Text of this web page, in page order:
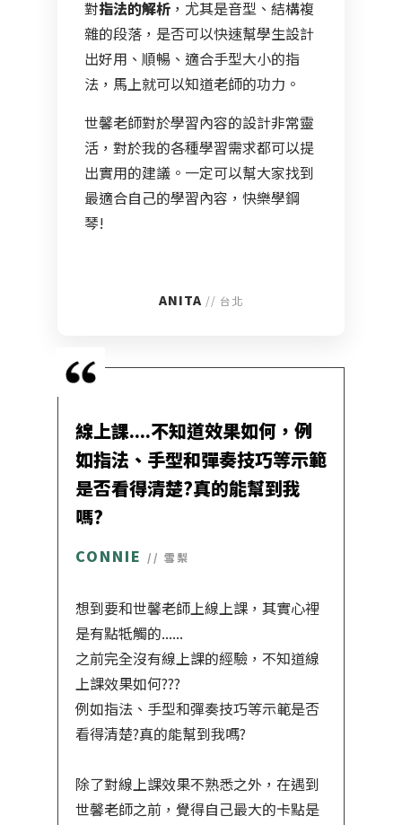
對指法的解析 ，尤其是音型、結構複
雜的段落，是否可以快速幫學生設計
出好用、順暢、適合手型大小的指
法，馬上就可以知道老師的功力。
世馨老師對於學習內容的設計非常靈
活，對於我的各種學習需求都可以提
出實用的建議。一定可以幫大家找到
最適合自己的學習內容，快樂學鋼
琴!
ANITA // 台北
線上課....不知道效果如何，例
如指法、手型和彈奏技巧等示範
是否看得清楚?真的能幫到我
嗎?
CONNIE // 雪梨
想到要和世馨老師上線上課，其實心裡
是有點牴觸的......
之前完全沒有線上課的經驗，不知道線
上課效果如何???
例如指法、手型和彈奏技巧等示範是否
看得清楚?真的能幫到我嗎?
除了對線上課效果不熟悉之外，在遇到
世馨老師之前，覺得自己最大的卡點是